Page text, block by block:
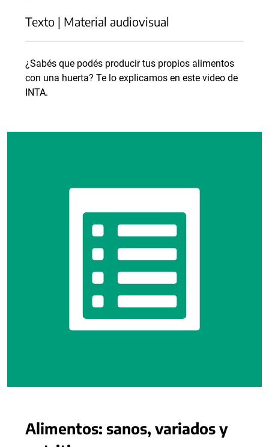
Texto | Material audiovisual
¿Sabés que podés producir tus propios alimentos
con una huerta? Te lo explicamos en este video de
INTA.
Alimentos: sanos, variados y